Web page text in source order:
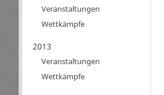
Veranstaltungen
Wettkämpfe
2013
Veranstaltungen
Wettkämpfe